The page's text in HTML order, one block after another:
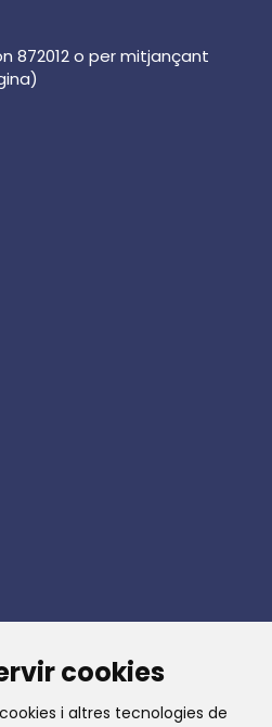
cookies
i altres tecnologies de
872012 o per mitjançant